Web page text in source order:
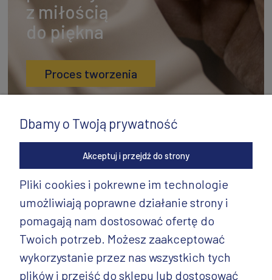
z miłością
do piękna
Proces tworzenia
INFORMACJE
PRODUKTY CD.
Dbamy o Twoją prywatność
Akceptuj i przejdź do strony
Pliki cookies i pokrewne im technologie
umożliwiają poprawne działanie strony i
pomagają nam dostosować ofertę do
Twoich potrzeb. Możesz zaakceptować
wykorzystanie przez nas wszystkich tych
plików i przejść do sklepu lub dostosować